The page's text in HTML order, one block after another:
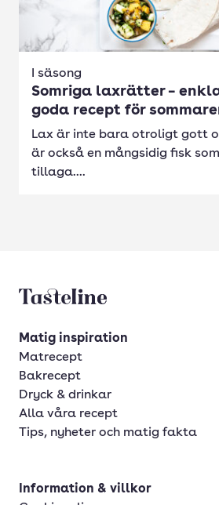
I säsong
Somriga laxrätter –
goda recept för
Lax är inte bara otroligt gott
är också en mångsidig fisk
tillaga....
Tasteline startsida
Matig inspiration
Matrecept
Bakrecept
Dryck & drinkar
Alla våra recept
Tips, nyheter och matig fakta
Information & villkor